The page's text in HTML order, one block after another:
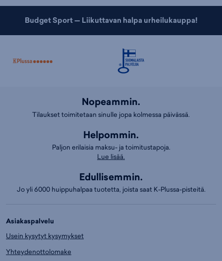
Budget Sport — Liikuttavan halpa urheilukauppa!
Nopeammin.
Tilaukset toimitetaan sinulle jopa kolmessa päivässä.
Helpommin.
Paljon erilaisia maksu- ja toimitustapoja.
Lue lisää.
Edullisemmin.
Jo yli 6000 huippuhalpaa tuotetta, joista saat K-Plussa-pisteitä.
Asiakaspalvelu
Usein kysytyt kysymykset
Yhteydenottolomake